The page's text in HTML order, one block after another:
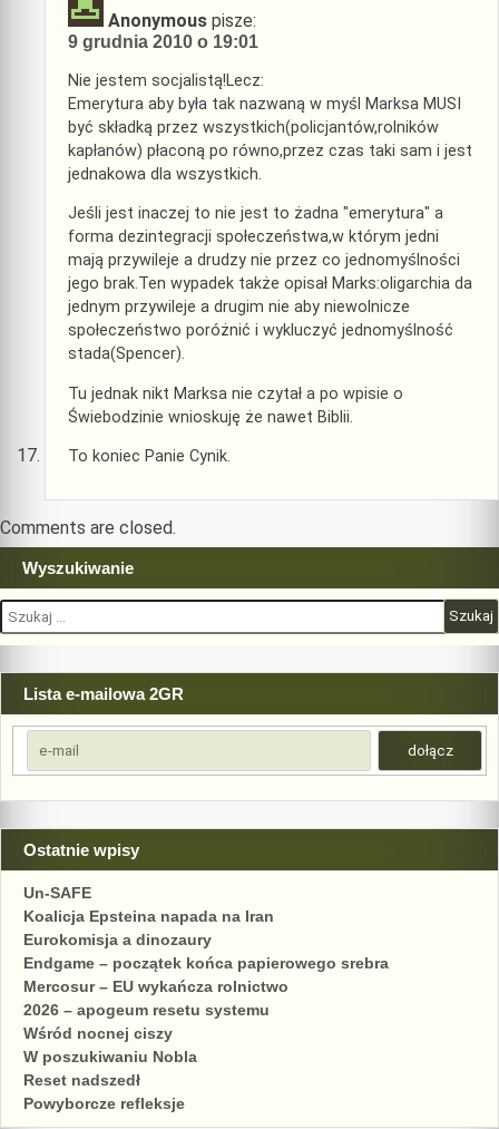
Anonymous pisze:
9 grudnia 2010 o 19:01
Nie jestem socjalistą!Lecz:
Emerytura aby była tak nazwaną w myśl Marksa MUSI
być składką przez wszystkich(policjantów,rolników
kapłanów) płaconą po równo,przez czas taki sam i jest
jednakowa dla wszystkich.
Jeśli jest inaczej to nie jest to żadna "emerytura" a
forma dezintegracji społeczeństwa,w którym jedni
mają przywileje a drudzy nie przez co jednomyślności
jego brak.Ten wypadek także opisał Marks:oligarchia da
jednym przywileje a drugim nie aby niewolnicze
społeczeństwo poróżnić i wykluczyć jednomyślność
stada(Spencer).
Tu jednak nikt Marksa nie czytał a po wpisie o
Świebodzinie wnioskuję że nawet Biblii.
To koniec Panie Cynik.
Comments are closed.
Wyszukiwanie
Szukaj:
Lista e-mailowa 2GR
Ostatnie wpisy
Un-SAFE
Koalicja Epsteina napada na Iran
Eurokomisja a dinozaury
Endgame – początek końca papierowego srebra
Mercosur – EU wykańcza rolnictwo
2026 – apogeum resetu systemu
Wśród nocnej ciszy
W poszukiwaniu Nobla
Reset nadszedł
Powyborcze refleksje